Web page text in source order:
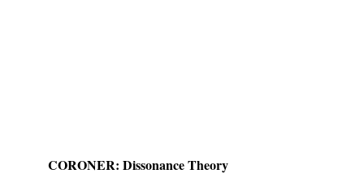
CORONER: Dissonance Theory